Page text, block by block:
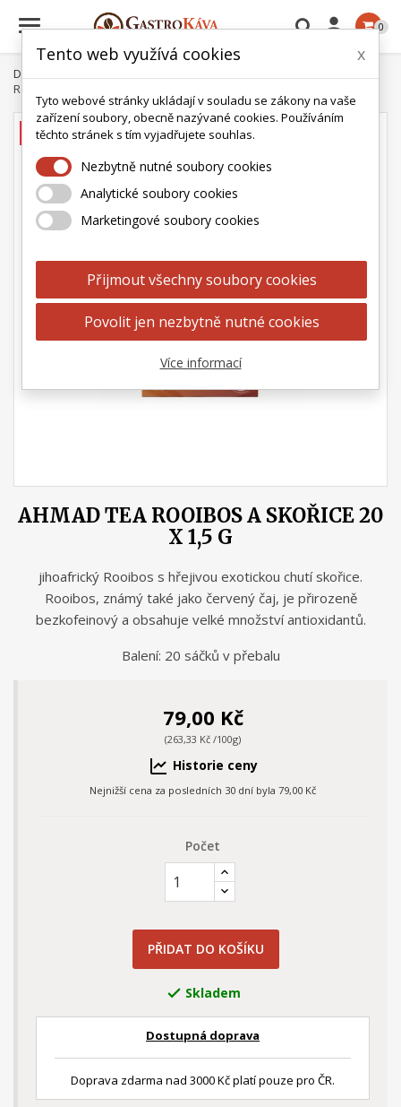
 0
Domů
Rooibos a skořice 20 x 1,5 g
AKCE
AHMAD TEA ROOIBOS A SKOŘICE 20
X 1,5 G
jihoafrický Rooibos s hřejivou exotickou chutí skořice.
Rooibos, známý také jako červený čaj, je přirozeně
bezkofeinový a obsahuje velké množství antioxidantů.
Balení: 20 sáčků v přebalu
79,00 Kč
(263,33 Kč /100g)
Historie ceny
Nejnižší cena za posledních 30 dní byla 79,00 Kč
Počet
PŘIDAT DO KOŠÍKU
 Skladem
Dostupná doprava
Doprava zdarma nad 3000 Kč platí pouze pro ČR.
Tento web využívá cookies x
Tyto webové stránky ukládají v souladu se zákony na vaše
zařízení soubory, obecně nazývané cookies. Používáním
těchto stránek s tím vyjadřujete souhlas.
Nezbytně nutné soubory cookies
Analytické soubory cookies
Marketingové soubory cookies
Přijmout všechny soubory cookies
Povolit jen nezbytně nutné cookies
Více informací